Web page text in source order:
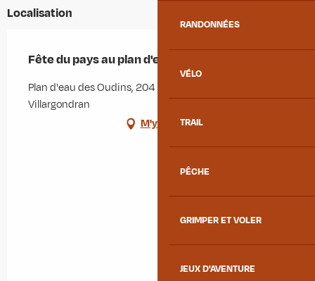
RANDONNÉES
VÉLO
TRAIL
PÊCHE
GRIMPER ET VOLER
JEUX D'AVENTURE
Localisation
Fête du pays au plan d'eau des Oudins
Plan d'eau des Oudins, 204 rue des Moulins, 73300
Villargondran
M'y rendre